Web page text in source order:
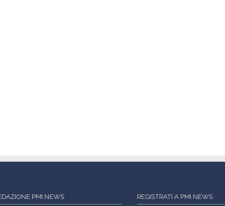
PMI NEWS REGISTRATI A PMI NEWS